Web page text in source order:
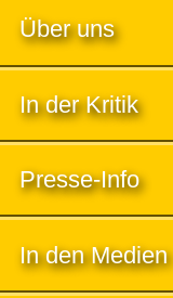
Über uns
In der Kritik
Presse-Info
In den Medien